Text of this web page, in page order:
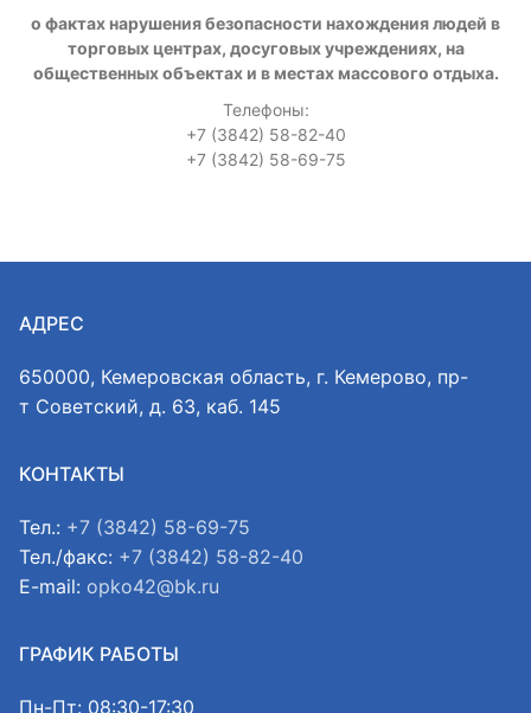
о фактах нарушения безопасности нахождения людей в
торговых центрах, досуговых учреждениях, на
общественных объектах и в местах массового отдыха.
Телефоны:
+7 (3842) 58-82-40
+7 (3842) 58-69-75
АДРЕС
650000, Кемеровская область, г. Кемерово, пр-
т Советский, д. 63, каб. 145
КОНТАКТЫ
Тел.: +7 (3842) 58-69-75
Тел./факс: +7 (3842) 58-82-40
E-mail: opko42@bk.ru
ГРАФИК РАБОТЫ
Пн-Пт: 08:30-17:30